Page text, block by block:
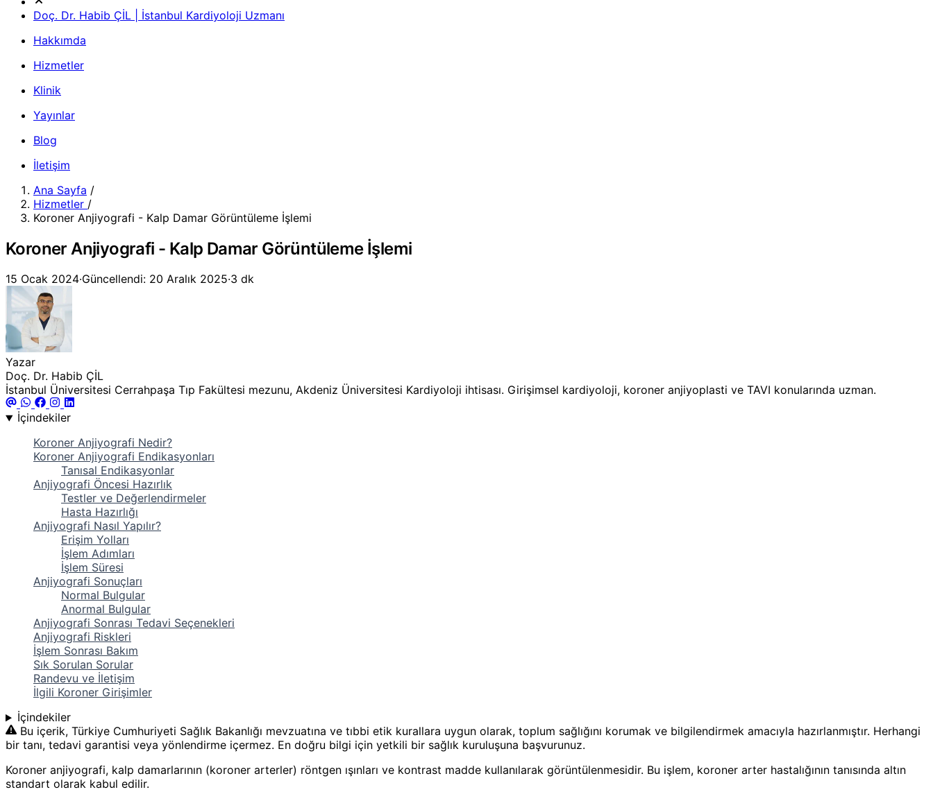
Doç. Dr. Habib ÇİL | İstanbul Kardiyoloji Uzmanı
Hakkımda
Hizmetler
Klinik
Yayınlar
Blog
İletişim
Ana Sayfa /
Hizmetler /
Koroner Anjiyografi - Kalp Damar Görüntüleme İşlemi
Koroner Anjiyografi - Kalp Damar Görüntüleme İşlemi
15 Ocak 2024·Güncellendi: 20 Aralık 2025·3 dk
Yazar
Doç. Dr. Habib ÇİL
İstanbul Üniversitesi Cerrahpaşa Tıp Fakültesi mezunu, Akdeniz Üniversitesi Kardiyoloji ihtisası. Girişimsel kardiyoloji, koroner anjiyoplasti ve TAVI konularında uzman.
İçindekiler
Koroner Anjiyografi Nedir?
Koroner Anjiyografi Endikasyonları
Tanısal Endikasyonlar
Anjiyografi Öncesi Hazırlık
Testler ve Değerlendirmeler
Hasta Hazırlığı
Anjiyografi Nasıl Yapılır?
Erişim Yolları
İşlem Adımları
İşlem Süresi
Anjiyografi Sonuçları
Normal Bulgular
Anormal Bulgular
Anjiyografi Sonrası Tedavi Seçenekleri
Anjiyografi Riskleri
İşlem Sonrası Bakım
Sık Sorulan Sorular
Randevu ve İletişim
İlgili Koroner Girişimler
İçindekiler
Bu içerik, Türkiye Cumhuriyeti Sağlık Bakanlığı mevzuatına ve tıbbi etik kurallara uygun olarak, toplum sağlığını korumak ve bilgilendirmek amacıyla hazırlanmıştır. Herhangi
bir tanı, tedavi garantisi veya yönlendirme içermez. En doğru bilgi için yetkili bir sağlık kuruluşuna başvurunuz.
Koroner anjiyografi, kalp damarlarının (koroner arterler) röntgen ışınları ve kontrast madde kullanılarak görüntülenmesidir. Bu işlem, koroner arter hastalığının tanısında altın
standart olarak kabul edilir.